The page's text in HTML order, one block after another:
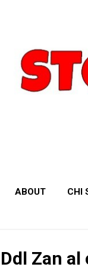
ABOUT CHI
Ddl Zan